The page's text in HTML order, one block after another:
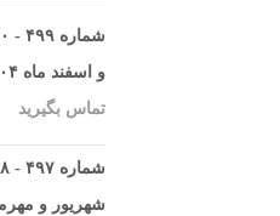
و اسفند ماه ۱۴۰۴
تماس بگیرید
شهریور و مهرماه